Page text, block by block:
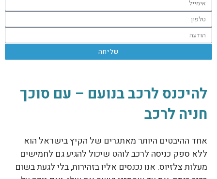
שליחה
להיכנס לרכב בנועם – עם סוכך
חניה לרכב
אחד ההיבטים היותר מאתגרים של הקיץ בישראל הוא
ללא ספק כניסה לרכב לוהט שיכול להגיע גם לחמישים
מעלות צלזיוס. אנו נכנסים אליו בזהירות, בלי לגעת בשום